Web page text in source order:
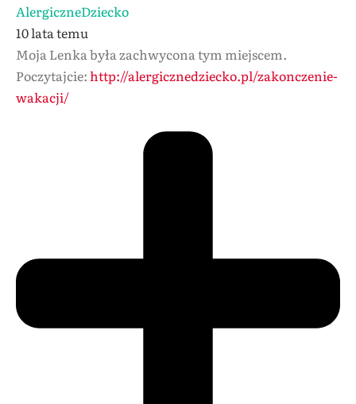
AlergiczneDziecko
10 lata temu
Moja Lenka była zachwycona tym miejscem.
Poczytajcie:http://alergicznedziecko.pl/zakonczenie-
wakacji/